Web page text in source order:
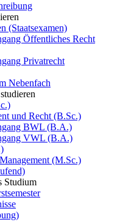
(Staatsexamen)
Öffentliches Recht
Privatrecht
Nebenfach
und Recht (B.Sc.)
BWL (B.A.)
VWL (B.A.)
(M.Sc.)
Studium